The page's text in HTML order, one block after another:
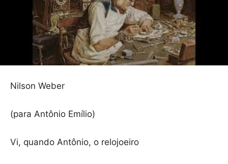
Nilson Weber
(para Antônio Emílio)
Vi, quando Antônio, o relojoeiro